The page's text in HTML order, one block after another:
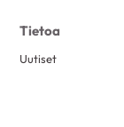
Tietoa
Uutiset